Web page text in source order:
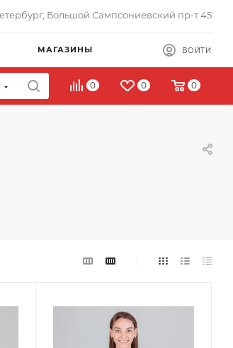
Большой Сампсониевский пр-т 45
МАГАЗИНЫ ВОЙТИ
0 0 0